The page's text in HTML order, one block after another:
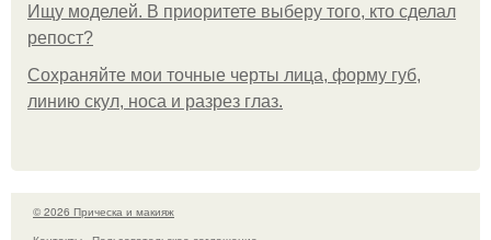
Ищу моделей. В приоритете выберу того, кто сделал
репост?
Сохраняйте мои точные черты лица, форму губ,
линию скул, носа и разрез глаз.
© 2026 Прическа и макияж